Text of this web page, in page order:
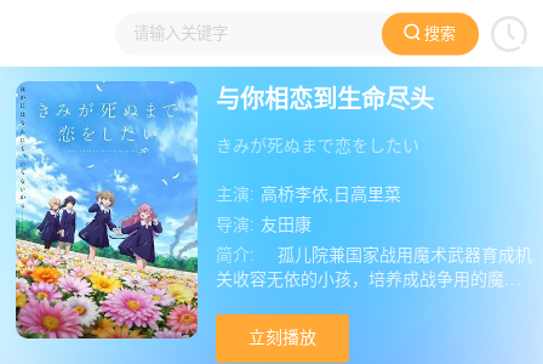
搜索
大家在看 日本动漫 国产动漫 欧美动漫
与你相恋到生命尽头
きみが死ぬまで恋をしたい
主演: 高桥李依,日高里菜
导演: 友田康
简介:
孤儿院兼国家战用魔术武器育成机
关收容无依的小孩，培养成战争用的魔术
松平常，无法尽情地表达悲伤。 14岁少女
席娜某天早上得知室友在战争中丧生，她
立刻播放